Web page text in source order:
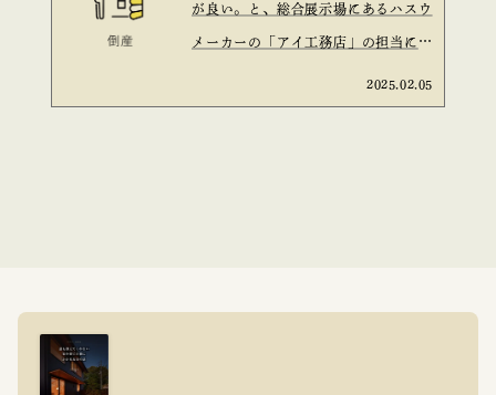
が良い。と、総合展示場にあるハスウ
メーカーの「アイ工務店」の担当に言
のか？を考えてみた。
2025.02.05